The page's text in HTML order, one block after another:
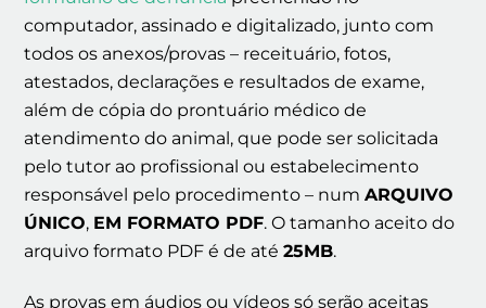
computador, assinado e digitalizado, junto com
todos os anexos/provas – receituário, fotos,
atestados, declarações e resultados de exame,
além de cópia do prontuário médico de
atendimento do animal, que pode ser solicitada
pelo tutor ao profissional ou estabelecimento
responsável pelo procedimento – numARQUIVO
ÚNICO, EM FORMATO PDF. O tamanho aceito do
arquivo formato PDF é de até25MB.
As provas em áudios ou vídeos só serão aceitas